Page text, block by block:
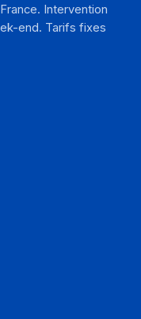
Intervention
end. Tarifs fixes